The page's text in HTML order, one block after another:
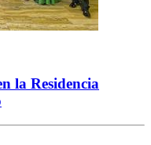
la Residencia